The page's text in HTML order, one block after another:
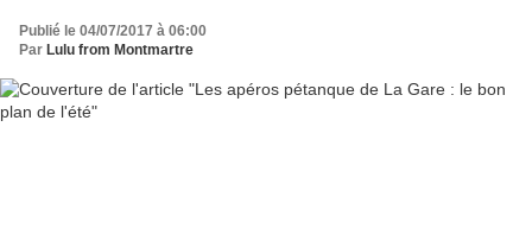
Publié le 04/07/2017 à 06:00
Par Lulu from Montmartre